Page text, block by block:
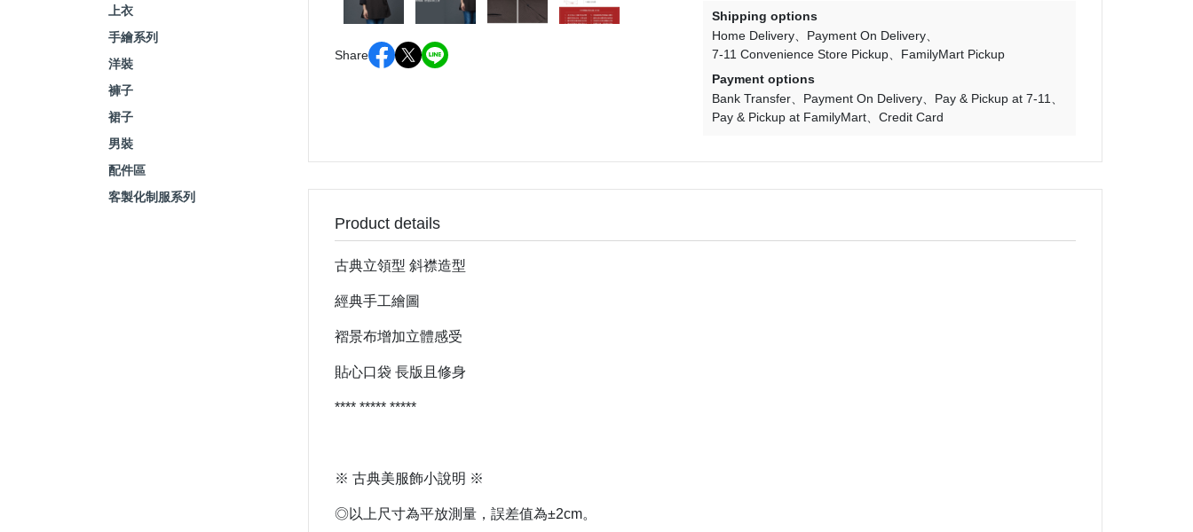
上衣
手繪系列
洋裝
褲子
裙子
男裝
配件區
客製化制服系列
Share
Shipping options
Home Delivery
Payment On Delivery
7-11 Convenience Store Pickup
FamilyMart Pickup
Payment options
Bank Transfer
Payment On Delivery
Pay & Pickup at 7-11
Pay & Pickup at FamilyMart
Credit Card
Product details
古典立領型 斜襟造型
經典手工繪圖
褶景布增加立體感受
貼心口袋 長版且修身
**** ***** *****
※ 古典美服飾小說明 ※
◎以上尺寸為平放測量，誤差值為±2cm。